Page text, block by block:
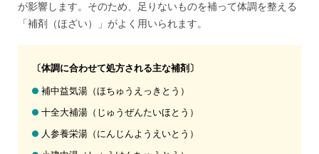
が影響します。そのため、足りないものを補って体調を整える
「補剤（ほざい）」がよく用いられます。
〔体調に合わせて処方される主な補剤〕
補中益気湯（ほちゅうえっきとう）
十全大補湯（じゅうぜんたいほとう）
人参養栄湯（にんじんようえいとう）